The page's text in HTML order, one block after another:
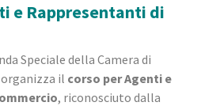
e Rappresentanti di
Speciale della Camera di
il corso per Agenti e
, riconosciuto dalla